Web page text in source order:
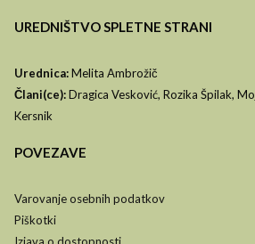
UREDNIŠTVO SPLETNE STRANI
Urednica:Melita Ambrožič
Člani(ce):Dragica Vesković, Rozika Špilak,
Kersnik
POVEZAVE
Varovanje osebnih podatkov
Piškotki